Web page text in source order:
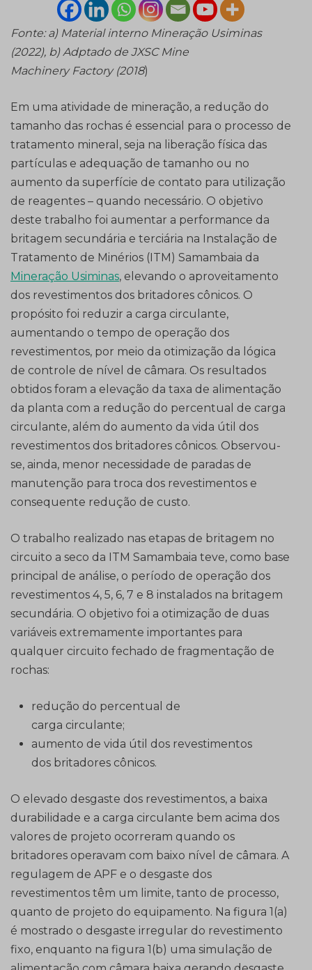
Fonte: a) Material interno Mineração Usiminas
(2022), b) Adptado de JXSC Mine
Machinery Factory (2018)
Em uma atividade de mineração, a redução do
tamanho das rochas é essencial para o processo de
tratamento mineral, seja na liberação física das
partículas e adequação de tamanho ou no
aumento da superfície de contato para utilização
de reagentes – quando necessário. O objetivo
deste trabalho foi aumentar a performance da
britagem secundária e terciária na Instalação de
Tratamento de Minérios (ITM) Samambaia da
Mineração Usiminas, elevando o aproveitamento
dos revestimentos dos britadores cônicos. O
propósito foi reduzir a carga circulante,
aumentando o tempo de operação dos
revestimentos, por meio da otimização da lógica
de controle de nível de câmara. Os resultados
obtidos foram a elevação da taxa de alimentação
da planta com a redução do percentual de carga
circulante, além do aumento da vida útil dos
revestimentos dos britadores cônicos. Observou-
se, ainda, menor necessidade de paradas de
manutenção para troca dos revestimentos e
consequente redução de custo.
O trabalho realizado nas etapas de britagem no
circuito a seco da ITM Samambaia teve, como base
principal de análise, o período de operação dos
revestimentos 4, 5, 6, 7 e 8 instalados na britagem
secundária. O objetivo foi a otimização de duas
variáveis extremamente importantes para
qualquer circuito fechado de fragmentação de
rochas:
redução do percentual de
carga circulante;
aumento de vida útil dos revestimentos
dos britadores cônicos.
O elevado desgaste dos revestimentos, a baixa
durabilidade e a carga circulante bem acima dos
valores de projeto ocorreram quando os
britadores operavam com baixo nível de câmara. A
regulagem de APF e o desgaste dos
revestimentos têm um limite, tanto de processo,
quanto de projeto do equipamento. Na figura 1(a)
é mostrado o desgaste irregular do revestimento
fixo, enquanto na figura 1(b) uma simulação de